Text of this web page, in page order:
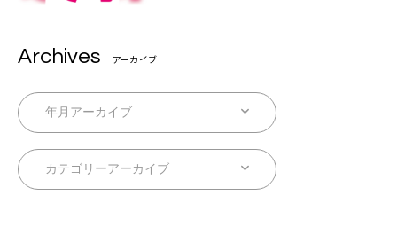
Archives アーカイブ